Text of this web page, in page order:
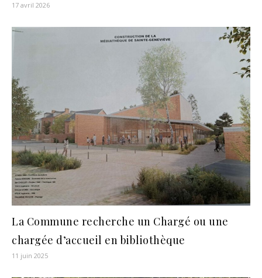
17 avril 2026
La Commune recherche un Chargé ou une
chargée d’accueil en bibliothèque
11 juin 2025